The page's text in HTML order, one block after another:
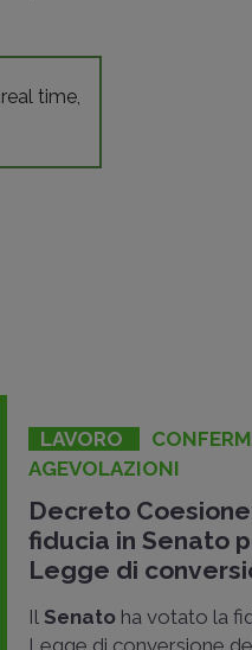
time,
LAVORO
AGEVOLAZIONI
Decreto
fiducia in Senato
Legge di
Il Senato ha votato la
Legge di conversione